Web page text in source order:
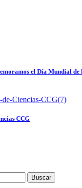
el Día Mundial de
CCG